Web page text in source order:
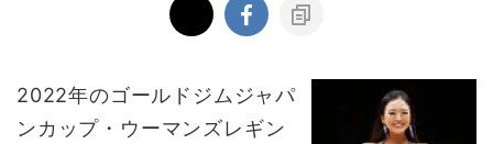
2022年のゴールドジムジャパ
ンカップ・ウーマンズレギン